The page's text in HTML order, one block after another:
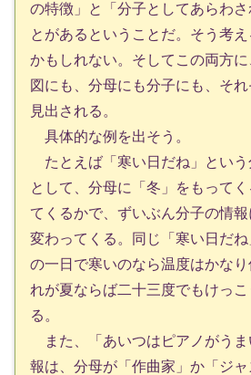
の特徴」と「分子としてあらわさ
とがあるということだ。そう考
かもしれない。そしてこの両方
図にも、分母にも分子にも、そ
見出される。
具体的な例を出そう。
たとえば「寒い日だね」という
として、分母に「冬」をもって
てくるかで、ずいぶん分子の情
変わってくる。同じ「寒い日だ
の一日で寒いのなら温度はかな
れが夏ならば二十三度でもけっ
る。
また、「あいつはピアノがうま
報は、分母が「作曲家」か「ジ